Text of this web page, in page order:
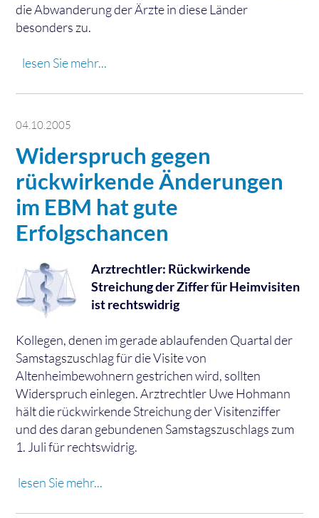
die Abwanderung der Ärzte in diese Länder
besonders zu.
lesen Sie mehr...
04.10.2005
Widerspruch gegen
rückwirkende Änderungen
im EBM hat gute
Erfolgschancen
Arztrechtler: Rückwirkende
Streichung der Ziffer für Heimvisiten
ist rechtswidrig
Kollegen, denen im gerade ablaufenden Quartal der
Samstagszuschlag für die Visite von
Altenheimbewohnern gestrichen wird, sollten
Widerspruch einlegen. Arztrechtler Uwe Hohmann
hält die rückwirkende Streichung der Visitenziffer
und des daran gebundenen Samstagszuschlags zum
1. Juli für rechtswidrig.
lesen Sie mehr...